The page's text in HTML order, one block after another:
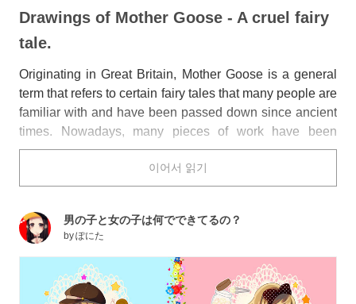
Drawings of Mother Goose - A cruel fairy
tale.
Originating in Great Britain, Mother Goose is a general
term that refers to certain fairy tales that many people are
familiar with and have been passed down since ancient
times. Nowadays, many pieces of work have been
influenced by the cruel and humorous stories which still
Today we are featuring illustrations of Mother Goose.
이어서 읽기
男の子と女の子は何でできてるの？
byぽにた